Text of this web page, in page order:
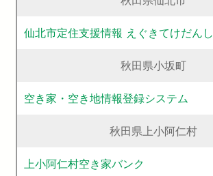
仙北市定住支援情報 えぐきてけだんし
秋田県小坂町
空き家・空き地情報登録システム
秋田県上小阿仁村
上小阿仁村空き家バンク